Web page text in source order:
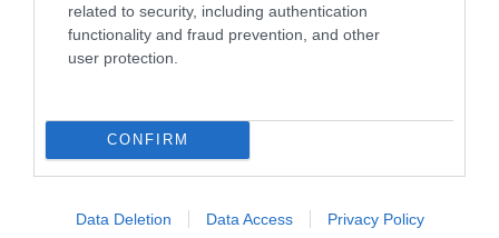
related to security, including authentication
functionality and fraud prevention, and other
user protection.
CONFIRM
Data Deletion Data Access Privacy Policy
Το σημάδι στο πόδι που μπορεί να κρύβει
θρόμβωση